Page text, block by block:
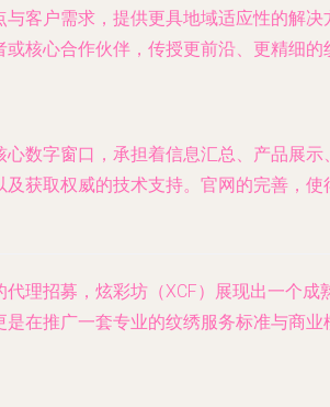
客户需求，提供更具地域适应性的解
核心合作伙伴，传授更前沿、更精细
数字窗口，承担着信息汇总、产品展
获取权威的技术支持。官网的完善，使
理招募，炫彩坊（XCF）展现出一个
在推广一套专业的纹绣服务标准与商